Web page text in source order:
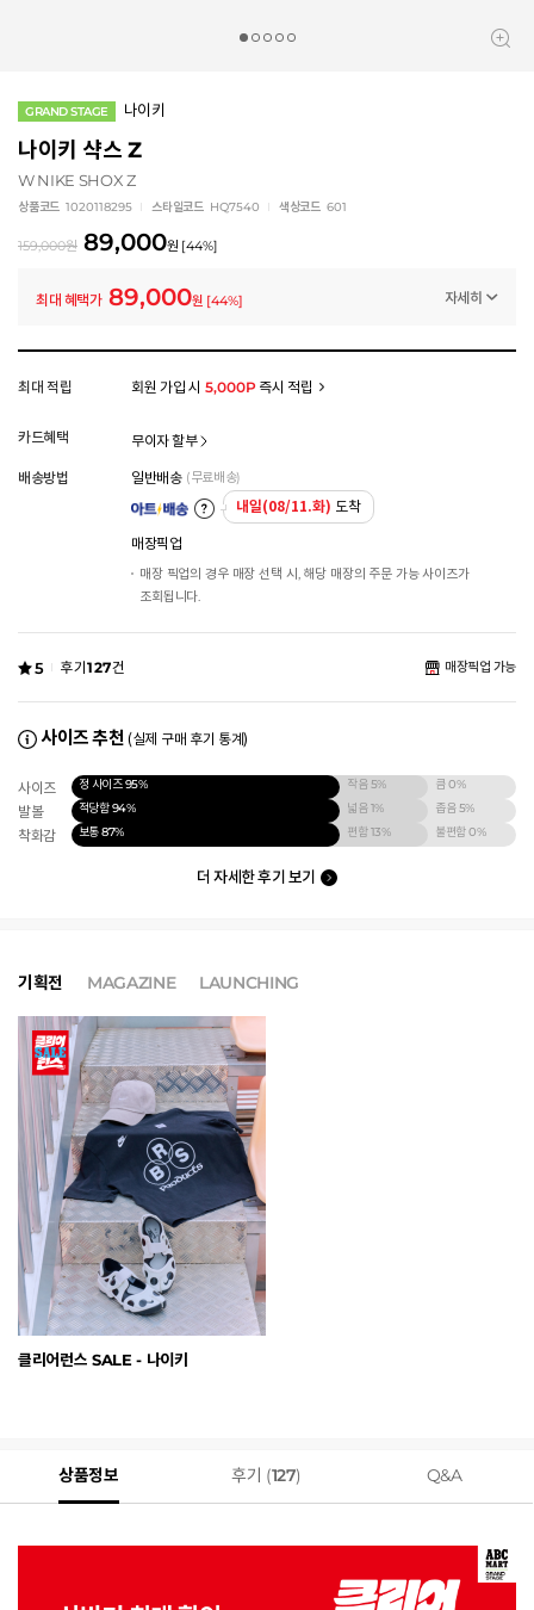
GRAND STAGE 나이키
나이키 샥스 Z
W NIKE SHOX Z
상품코드 1020118295 스타일코드 HQ7540 색상코드 601
159,000원 89,000원 [44%]
최대 혜택가 89,000원 [44%] 자세히
모든 혜택이 적용된 금액으로, 실제 결제 금액과는 차이가 있을 수 있습니다.
최대 적립 회원 가입 시 5,000P즉시 적립
카드혜택 무이자 할부
배송방법 일반배송 (무료배송)
내일(08/11.화) 도착
매장픽업
매장 픽업의 경우 매장 선택 시, 해당 매장의 주문 가능 사이즈가
조회됩니다.
5 후기127건 매장픽업 가능
사이즈 추천 (실제 구매 후기 통계)
사이즈 정 사이즈95% 작음 5% 큼0%
발볼 적당함94% 넓음1% 좁음5%
착화감 보통87% 편함13% 불편함0%
더 자세한 후기 보기
기획전 MAGAZINE LAUNCHING
클리어런스 SALE - 나이키
상품정보 후기 (127) Q&A